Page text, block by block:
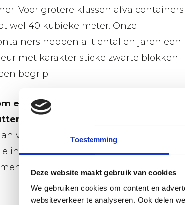
Toestemming
Deze website maakt gebruik van cookies
We gebruiken cookies om content en
websiteverkeer te analyseren. Ook delen
Voor grotere klussen
wel 40 kubieke meter. Onze
hebben al tientallen jaren een
met karakteristieke zwarte blokken.
begrip!
een afvalcontainer huren bij Gebr.
voor een uitstekende service en een
instelling en niets is onmogelijk. Breed
scherpe prijsstelling en een goed